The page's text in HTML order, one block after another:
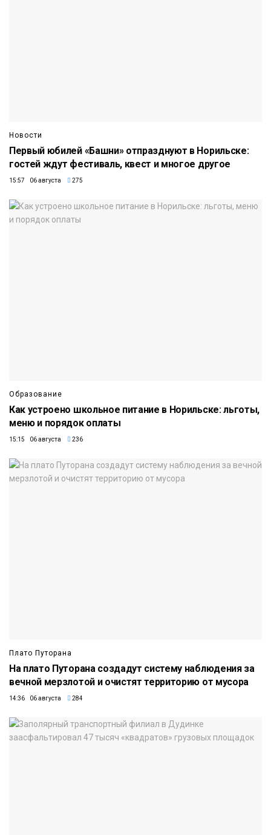
Новости
Первый юбилей «Башни» отпразднуют в Норильске:
гостей ждут фестиваль, квест и многое другое
15:57 06 августа 275
Образование
Как устроено школьное питание в Норильске: льготы,
меню и порядок оплаты
15:15 06 августа 236
Плато Путорана
На плато Путорана создадут систему наблюдения за
вечной мерзлотой и очистят территорию от мусора
14:36 06 августа 284